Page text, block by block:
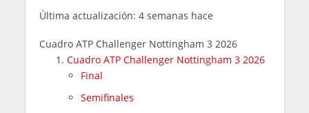
Última actualización: 4 semanas hace
Cuadro ATP Challenger Nottingham 3 2026
Cuadro ATP Challenger Nottingham 3 2026
Final
Semifinales